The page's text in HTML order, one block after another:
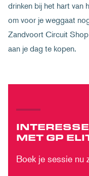
drinken bij het hart van
om voor je weggaat
Zandvoort Circuit Shop
aan je dag te kopen.
MET GP
Boek je sessie nu